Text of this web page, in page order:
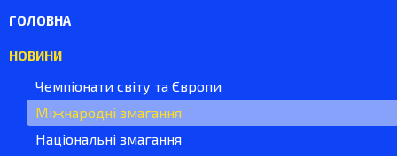
ГОЛОВНА
НОВИНИ
Чемпіонати світу та Європи
Міжнародні змагання
Національні змагання